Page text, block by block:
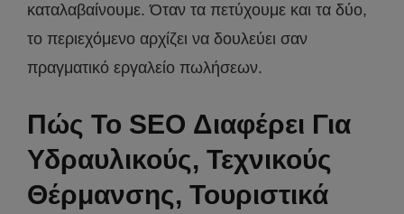
καταλαβαίνουμε. Όταν τα πετύχουμε και τα δύο,
το περιεχόμενο αρχίζει να δουλεύει σαν
πραγματικό εργαλείο πωλήσεων.
Πώς Το SEO Διαφέρει Για
Υδραυλικούς, Τεχνικούς
Θέρμανσης, Τουριστικά